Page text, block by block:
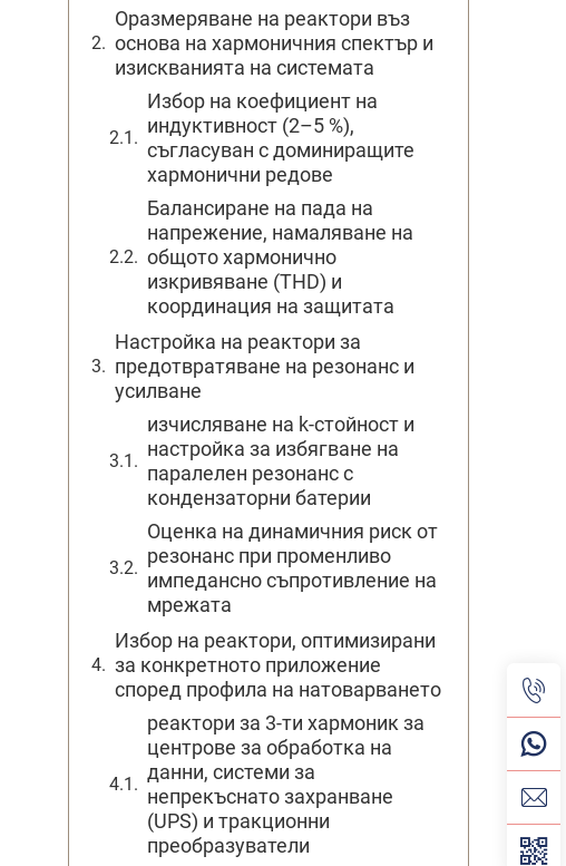
Оразмеряване на реактори въз
основа на хармоничния спектър и
изискванията на системата
Избор на коефициент на
индуктивност (2–5 %),
съгласуван с доминиращите
хармонични редове
Балансиране на пада на
напрежение, намаляване на
общото хармонично
изкривяване (THD) и
координация на защитата
Настройка на реактори за
предотвратяване на резонанс и
усилване
изчисляване на k-стойност и
настройка за избягване на
паралелен резонанс с
кондензаторни батерии
Оценка на динамичния риск от
резонанс при променливо
импедансно съпротивление на
мрежата
Избор на реактори, оптимизирани
за конкретното приложение
според профила на натоварването
реактори за 3-ти хармоник за
центрове за обработка на
данни, системи за
непрекъснато захранване
(UPS) и тракционни
преобразуватели